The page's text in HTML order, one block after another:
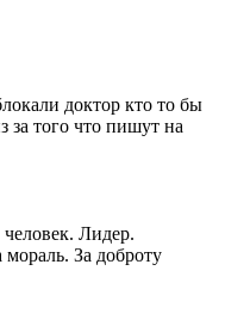
доктор кто то бы
за того что пишут на
Лидер.
За доброту